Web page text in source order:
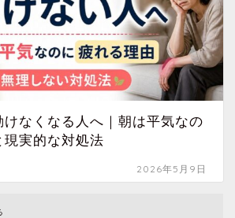
けなくなる人へ｜朝は平気なの
現実的な対処法
2026年5月9日